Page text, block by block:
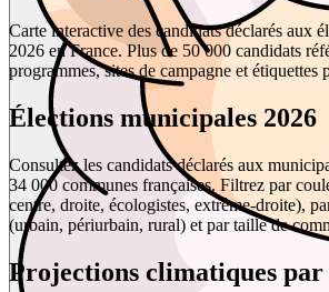
Carte interactive des candidats déclarés aux
2026 en France. Plus de 50 000 candidats
programmes, sites de campagne et étiquettes
Élections municipales 2026
Consultez les candidats déclarés aux
34 000 communes françaises. Filtrez par
centre, droite, écologistes, extrême-droite),
(urbain, périurbain, rural) et par taille de
Projections climatiques par